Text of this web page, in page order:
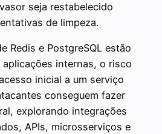
seja restabelecido
de limpeza.
Redis e PostgreSQL estão
internas, o risco
inicial a um serviço
conseguem fazer
explorando integrações
APIs, microsserviços e